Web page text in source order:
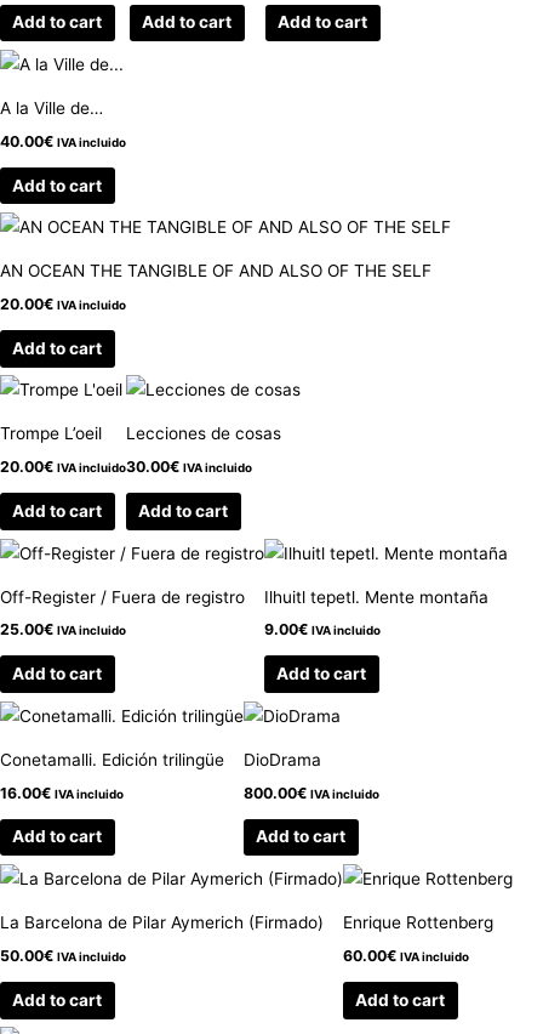
Add to cart Add to cart Add to cart
A la Ville de…
40.00€ IVA incluido
Add to cart
AN OCEAN THE TANGIBLE OF AND ALSO OF THE SELF
20.00€ IVA incluido
Add to cart
Trompe L’oeil
20.00€ IVA incluido
Add to cart
Lecciones de cosas
30.00€ IVA incluido
Add to cart
Off-Register / Fuera de registro
25.00€ IVA incluido
Add to cart
Ilhuitl tepetl. Mente montaña
9.00€ IVA incluido
Add to cart
Conetamalli. Edición trilingüe
16.00€ IVA incluido
Add to cart
DioDrama
800.00€ IVA incluido
Add to cart
La Barcelona de Pilar Aymerich (Firmado)
50.00€ IVA incluido
Add to cart
Enrique Rottenberg
60.00€ IVA incluido
Add to cart